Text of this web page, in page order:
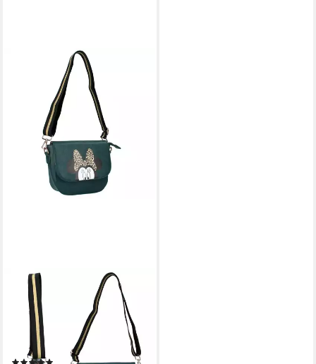
DISNEY
Umhängetasche
Schultertasche Disney
Fashion Minnie Mouse Maus
Umhänge-Tasche